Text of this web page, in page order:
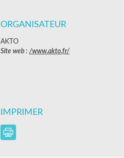
ORGANISATEUR
AKTO
Site web : /www.akto.fr/
IMPRIMER